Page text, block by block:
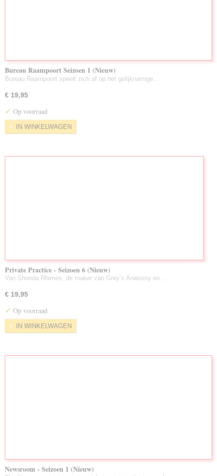
Bureau Raampoort Seizoen 1 (Nieuw)
Bureau Raampoort speelt zich af op het gelijknamige…
€ 19,95
✓ Op voorraad
IN WINKELWAGEN
Private Practice - Seizoen 6 (Nieuw)
Van Shonda Rhimes, de maker van Grey’s Anatomy en…
€ 19,95
✓ Op voorraad
IN WINKELWAGEN
Newsroom - Seizoen 1 (Nieuw)